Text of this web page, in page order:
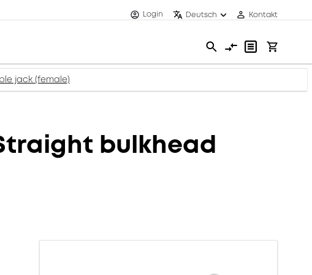
Login Deutsch Kontakt
jack (female)
bulkhead